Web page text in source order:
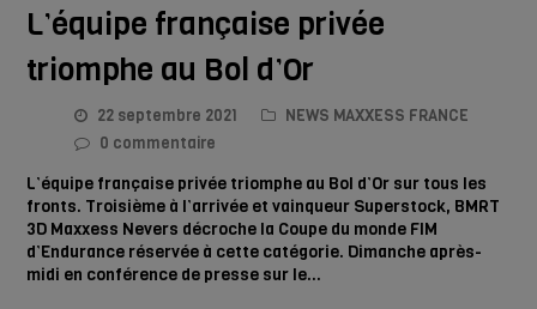
L’équipe française privée
triomphe au Bol d’Or
22 septembre 2021
NEWS MAXXESS FRANCE
0 commentaire
L’équipe française privée triomphe au Bol d’Or sur tous les
fronts. Troisième à l’arrivée et vainqueur Superstock, BMRT
3D Maxxess Nevers décroche la Coupe du monde FIM
d’Endurance réservée à cette catégorie. Dimanche après-
midi en conférence de presse sur le…